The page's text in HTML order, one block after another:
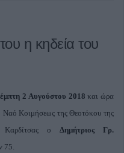
η κηδεία του
2 Αυγούστου 2018 και ώρα
Ναό Κοιμήσεως της Θεοτόκου της
Καρδίτσας ο Δημήτριος Γρ.
75.